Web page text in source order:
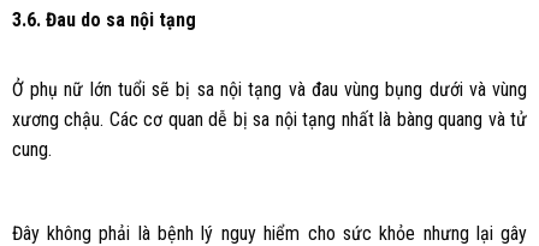
3.6. Đau do sa nội tạng
Ở phụ nữ lớn tuổi sẽ bị sa nội tạng và đau vùng bụng dưới và vùng
xương chậu. Các cơ quan dễ bị sa nội tạng nhất là bàng quang và tử
cung.
Đây không phải là bệnh lý nguy hiểm cho sức khỏe nhưng lại gây